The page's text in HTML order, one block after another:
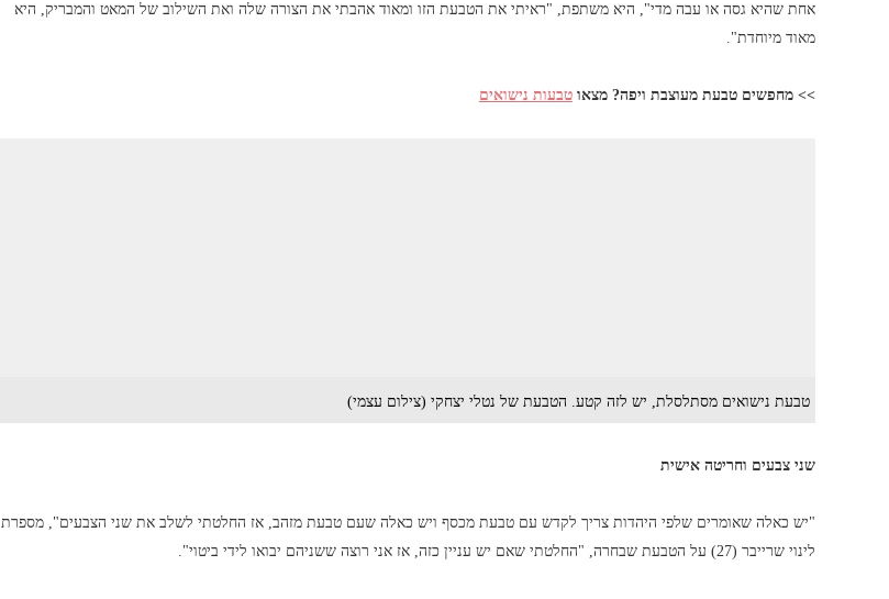
אחת שהיא גסה או עבה מדי", היא משתפת, "ראיתי את הטבעת הזו ומאוד אהבתי את הצורה שלה ואת השילוב של המאט והמבריק, היא
מאוד מיוחדת".
>> מחפשים טבעת מעוצבת ויפה? מצאוטבעות נישואים
טבעת נישואים מסתלסלת, יש לזה קטע. הטבעת של נטלי יצחקי (צילום עצמי)
שני צבעים וחריטה אישית
"יש כאלה שאומרים שלפי היהדות צריך לקדש עם טבעת מכסף ויש כאלה שעם טבעת מזהב, אז החלטתי לשלב את שני הצבעים", מספרת
לינוי שרייבר (27) על הטבעת שבחרה, "החלטתי שאם יש עניין כזה, אז אני רוצה ששניהם יבואו לידי ביטוי".